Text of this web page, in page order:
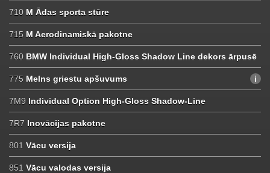
710 M Ādas sporta stūre
715 M Aerodinamiskā pakotne
760 BMW Individual High-Gloss Shadow Line dekors ārpusē
775 Melns griestu apšuvums
7M9 Individual Option High-Gloss Shadow-Line
7R7 Inovācijas pakotne
801 Vācu versija
851 Vācu valodas versija